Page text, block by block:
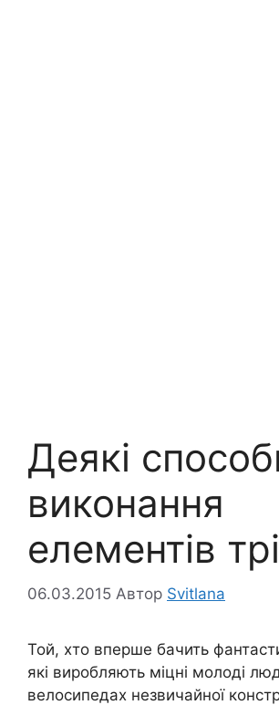
Деякі
виконання
елементів
06.03.2015 Автор Svitlana
Той, хто вперше бачить
які виробляють міцні молоді
велосипедах незвичайної